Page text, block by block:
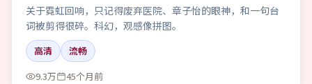
关于霓虹回响，只记得废弃医院、章子怡的眼神，和一句台
词被剪得很碎。科幻，观感像拼图。
高清
流畅
9.3万
45个月前